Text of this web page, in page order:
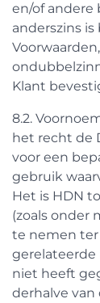
en/of andere
anderszins
Klant
8.2.
het recht de
voor een
gebruik
Het is HDN
(zoals onder
te nemen
gerelateerde
niet heeft
derhalve van